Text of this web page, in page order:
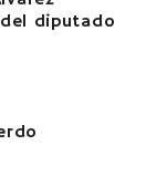
diputado